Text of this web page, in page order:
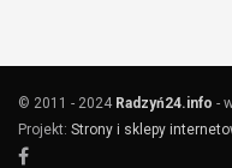
© 2011 - 2024 Radzyń24.info -
Projekt: Strony i sklepy